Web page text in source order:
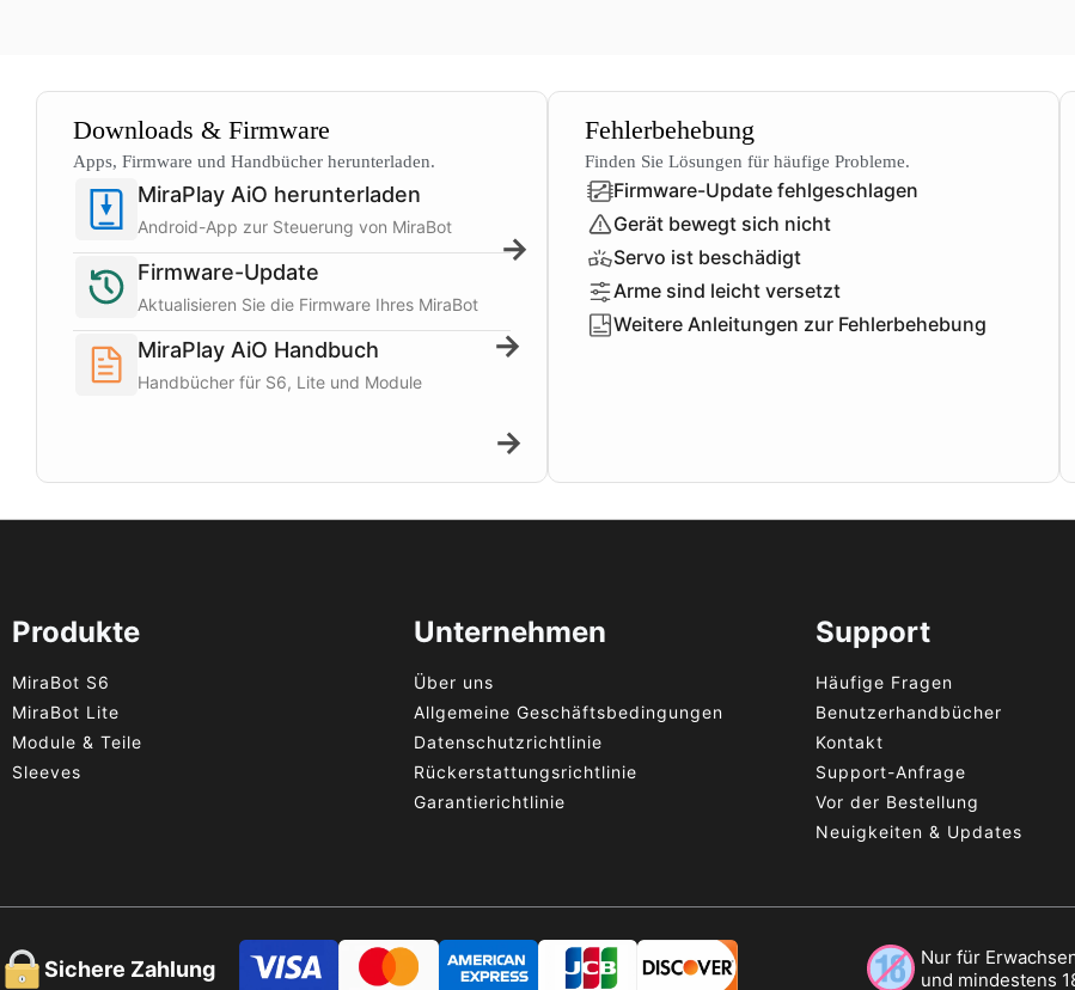
Downloads & Firmware
Apps, Firmware und Handbücher herunterladen.
→
→
→
MiraPlay AiO herunterladen
Android-App zur Steuerung von MiraBot
Firmware-Update
Aktualisieren Sie die Firmware Ihres MiraBot
MiraPlay AiO Handbuch
Handbücher für S6, Lite und Module
Fehlerbehebung
Finden Sie Lösungen für häufige Probleme.
Firmware-Update fehlgeschlagen
Gerät bewegt sich nicht
Servo ist beschädigt
Arme sind leicht versetzt
Weitere Anleitungen zur Fehlerbehebung
Produkte
MiraBot S6
MiraBot Lite
Module & Teile
Sleeves
Unternehmen
Über uns
Allgemeine Geschäftsbedingungen
Datenschutzrichtlinie
Rückerstattungsrichtlinie
Garantierichtlinie
Support
Häufige Fragen
Benutzerhandbücher
Kontakt
Support-Anfrage
Vor der Bestellung
Neuigkeiten & Updates
Sichere Zahlung
Nur für
und mindestens